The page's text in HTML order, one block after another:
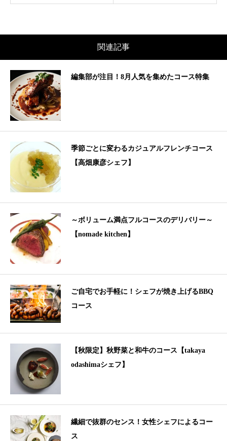
関連記事
編集部が注目！8月人気を集めたコース特集
季節ごとに変わるカジュアルフレンチコース
【高畑康彦シェフ】
～ボリューム満点フルコースのデリバリー～
【nomade kitchen】
ご自宅でお手軽に！シェフが焼き上げるBBQ
コース
【秋限定】秋野菜と和牛のコース【takaya
odashimaシェフ】
繊細で抜群のセンス！女性シェフによるコー
ス